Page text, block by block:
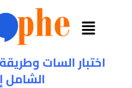
اختبار السات
الشامل